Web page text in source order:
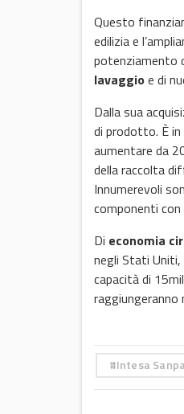
Questo
edilizia e
potenziamento
lavaggio e di
Dalla sua
di prodotto. È
aumentare da
della raccolta
Innumerevoli
componenti
Di economia
negli Stati Uniti,
capacità di
Intesa